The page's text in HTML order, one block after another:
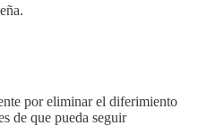
por eliminar el diferimiento
de que pueda seguir